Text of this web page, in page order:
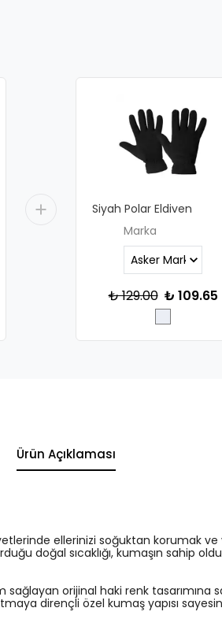
Siyah Polar Eldiven
Marka
₺ 129.00 ₺ 109.65
Ürün Açıklaması
ellerinizi soğuktan korumak
doğal sıcaklığı, kumaşın sahip
orijinal haki renk
dirençli özel kumaş yapısı